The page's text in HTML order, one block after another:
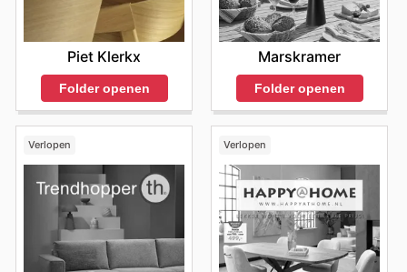
Piet Klerkx
Folder openen
Marskramer
Folder openen
Verlopen Verlopen